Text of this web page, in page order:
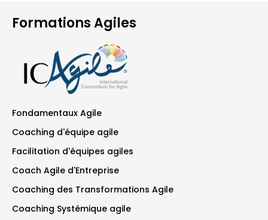
Formations Agiles
Fondamentaux Agile
Coaching d'équipe agile
Facilitation d'équipes agiles
Coach Agile d'Entreprise
Coaching des Transformations Agile
Coaching Systémique agile